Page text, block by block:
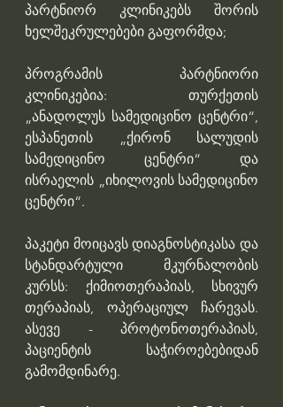
პარტნიორ კლინიკებს შორის
ხელშეკრულებები გაფორმდა;
პროგრამის პარტნიორი
კლინიკებია: თურქეთის
„ანადოლუს სამედიცინო ცენტრი“,
ესპანეთის „ქირონ სალუდის
სამედიცინო ცენტრი“ და
ისრაელის „იხილოვის სამედიცინო
ცენტრი“.
პაკეტი მოიცავს დიაგნოსტიკასა და
სტანდარტული მკურნალობის
კურსს: ქიმიოთერაპიას, სხივურ
თერაპიას, ოპერაციულ ჩარევას.
ასევე - პროტონოთერაპიას,
პაციენტის საჭიროებებიდან
გამომდინარე.